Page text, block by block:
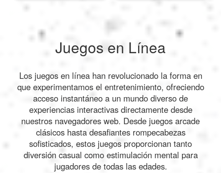
Juegos en Línea
Los juegos en línea han revolucionado la forma en
que experimentamos el entretenimiento, ofreciendo
acceso instantáneo a un mundo diverso de
experiencias interactivas directamente desde
nuestros navegadores web. Desde juegos arcade
clásicos hasta desafiantes rompecabezas
sofisticados, estos juegos proporcionan tanto
diversión casual como estimulación mental para
jugadores de todas las edades.